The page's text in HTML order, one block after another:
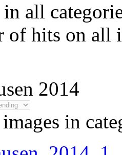
all
of hits on all
2014
in